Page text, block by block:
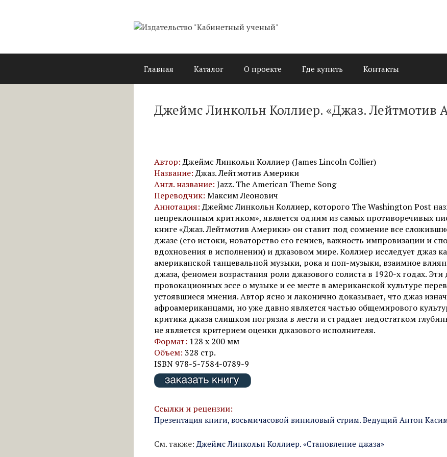
Главная Каталог О проекте Где купить Контакты
Джеймс Линкольн Коллиер. «Джаз. Лейтмотив
Автор: Джеймс Линкольн Коллиер (James Lincoln Collier)
Название:Джаз. Лейтмотив Америки
Англ. название: Jazz. The American Theme Song
Переводчик: Максим Леонович
Аннотация:Джеймс Линкольн Коллиер, которого The Washington Post
непреклонным критиком», является одним из самых противоречивых
книге «Джаз. Лейтмотив Америки» он ставит под сомнение все
джазе (его истоки, новаторство его гениев, важность импровизации и
вдохновения в исполнении) и джазовом мире. Коллиер исследует джаз
американской танцевальной музыки, рока и поп-музыки, взаимное
джаза, феномен возрастания роли джазового солиста в 1920-х годах. Эти
провокационных эссе о музыке и ее месте в американской культуре
устоявшиеся мнения. Автор ясно и лаконично доказывает, что джаз
афроамериканцами, но уже давно является частью общемирового
критика джаза слишком погрязла в лести и страдает недостатком
не является критерием оценки джазового исполнителя.
Формат: 128 х 200 мм
Объем: 328 стр.
ISBN 978-5-7584-0789-9
Ссылки и рецензии:
Презентация книги, восьмичасовой виниловый стрим. Ведущий Антон
См. также:Джеймс Линкольн Коллиер. «Становление джаза»